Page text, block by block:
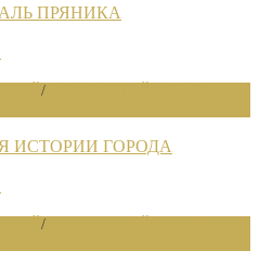
ПРЯНИКА
/
ИСТОРИИ ГОРОДА
/